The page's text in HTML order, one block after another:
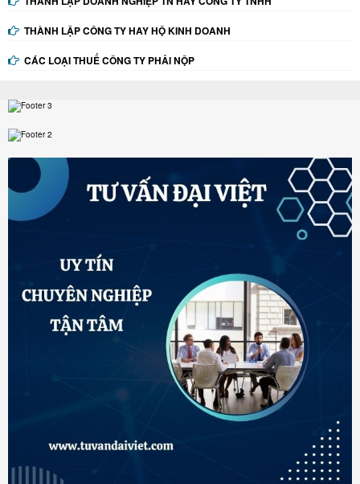
THÀNH LẬP CÔNG TY HAY HỘ KINH DOANH
CÁC LOẠI THUẾ CÔNG TY PHẢI NỘP